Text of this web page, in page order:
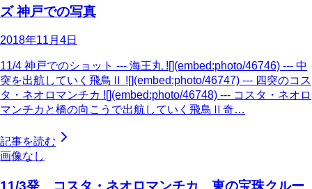
ズ 神戸での写真
2018年11月4日
11/4 神戸でのショット --- 海王丸 ![](embed:photo/46746) --- 中
突を出航していく飛鳥Ⅱ ![](embed:photo/46747) --- 四突のコス
タ・ネオロマンチカ ![](embed:photo/46748) --- コスタ・ネオロ
マンチカと橋の向こうで出航していく飛鳥Ⅱ奇…
記事を読む
画像なし
11/3発 コスタ・ネオロマンチカ 東の宝珠クルー